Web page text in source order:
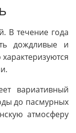
В течение года
дождливые и
вариативный
до пасмурных
атмосферу